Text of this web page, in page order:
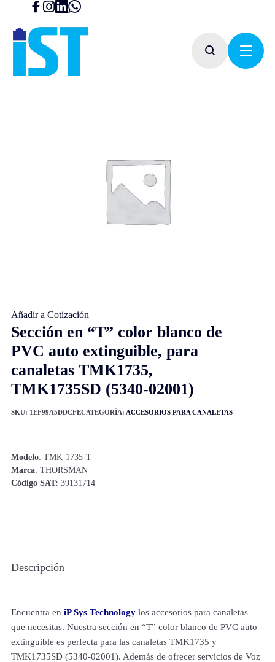
Sección en “T” color blanco de
PVC auto extinguible, para
canaletas TMK1735,
TMK1735SD (5340-02001)
Modelo: TMK-1735-T
Marca: THORSMAN
Código SAT: 39131714
Añadir a Cotización
SKU: 1EF99A5DDCFECATEGORÍA: ACCESORIOS PARA CANALETAS
Descripción
Encuentra en iP Sys Technologylos accesorios para canaletas
que necesitas. Nuestra sección en “T” color blanco de PVC auto
extinguible es perfecta para las canaletas TMK1735 y
TMK1735SD (5340-02001). Además de ofrecer servicios de Voz